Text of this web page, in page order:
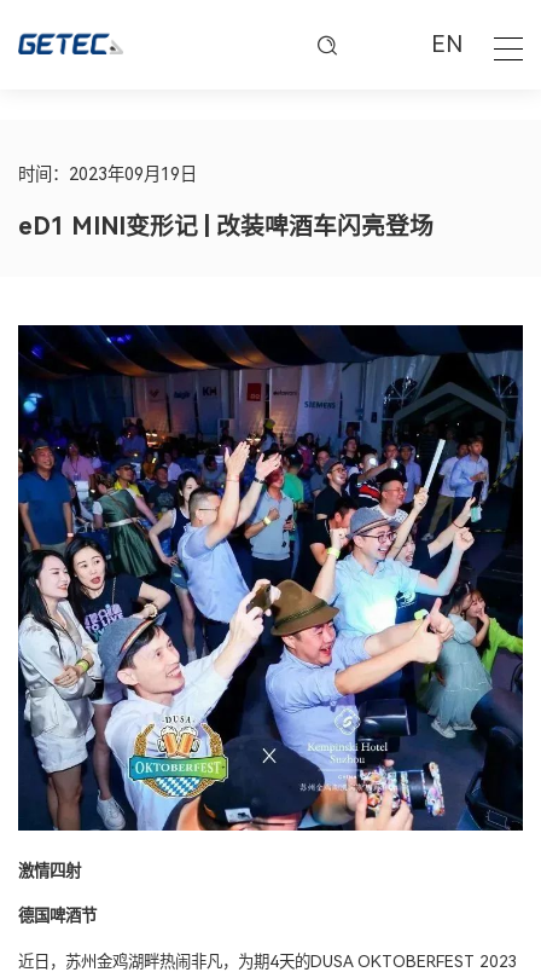
EN
时间：2023年09月19日
eD1 MINI变形记 | 改装啤酒车闪亮登场
激情四射
德国啤酒节
近日，苏州金鸡湖畔热闹非凡，为期4天的DUSA OKTOBERFEST 2023